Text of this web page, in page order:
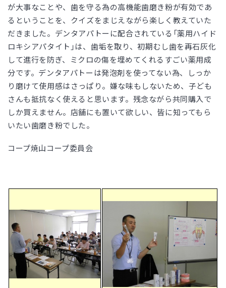
が大事なことや、歯を守る為の高機能歯磨き粉が有効であ
るということを、クイズをまじえながら楽しく教えていた
だきました。デンタアパトーに配合されている「薬用ハイド
ロキシアパタイト」は、歯垢を取り、初期むし歯を再石灰化
して進行を防ぎ、ミクロの傷を埋めてくれるすごい薬用成
分です。デンタアパトーは発泡剤を使ってない為、しっか
り磨けて使用感はさっぱり。嫌な味もしないため、子ども
さんも抵抗なく使えると思います。残念ながら共同購入で
しか買えません。店舗にも置いて欲しい、皆に知ってもら
いたい歯磨き粉でした。
コープ焼山コープ委員会